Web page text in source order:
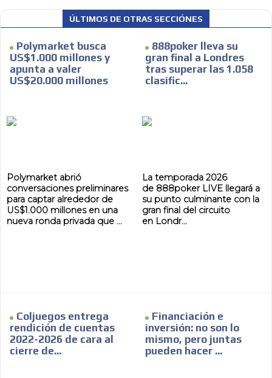
ÚLTIMOS DE OTRAS SECCIÓNES
Polymarket busca
US$1.000 millones y
apunta a valer
US$20.000 millones
Polymarket abrió
conversaciones preliminares
para captar alrededor de
US$1.000 millones en una
nueva ronda privada que ...
888poker lleva su
gran final a Londres
tras superar las 1.058
clasific...
La temporada 2026
de 888poker LIVE llegará a
su punto culminante con la
gran final del circuito
en Londr...
Coljuegos entrega
rendición de cuentas
2022-2026 de cara al
cierre de...
Financiación e
inversión: no son lo
mismo, pero juntas
pueden hacer ...